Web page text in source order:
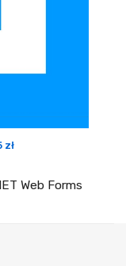
złZakres
od
Web Forms